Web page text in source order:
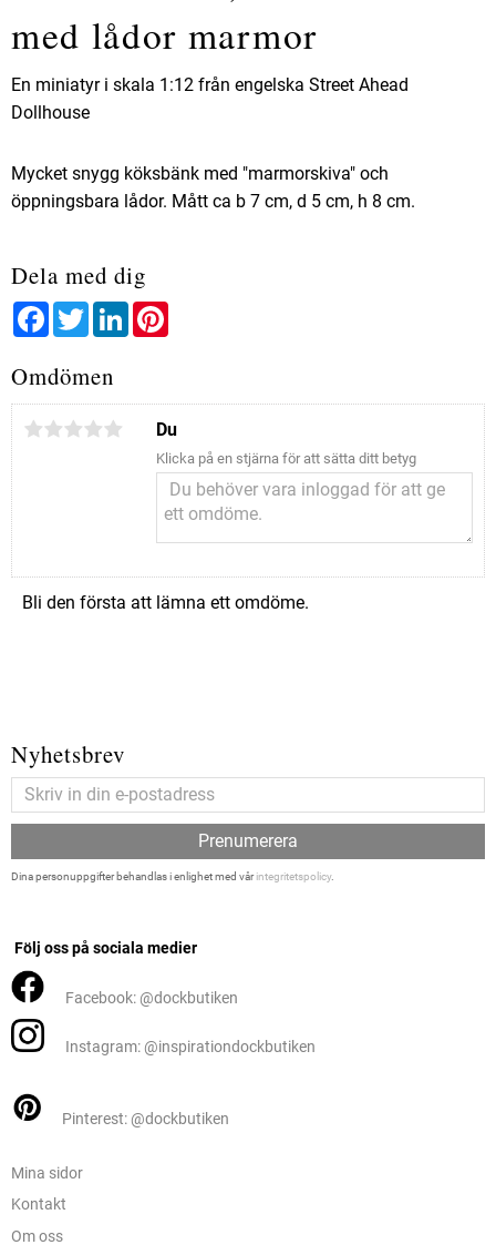
med lådor marmor
En miniatyr i skala 1:12 från engelska Street Ahead
Dollhouse
Mycket snygg köksbänk med "marmorskiva" och
öppningsbara lådor. Mått ca b 7 cm, d 5 cm, h 8 cm.
Dela med dig
FacebookTwitterLinkedIn
Omdömen
Du
Klicka på en stjärna för att sätta ditt betyg
Bli den första att lämna ett omdöme.
Nyhetsbrev
Prenumerera
Dina personuppgifter behandlas i enlighet med vårintegritetspolicy.
Följ oss på sociala medier
Facebook: @dockbutiken
Instagram: @inspirationdockbutiken
Pinterest: @dockbutiken
Mina sidor
Kontakt
Om oss